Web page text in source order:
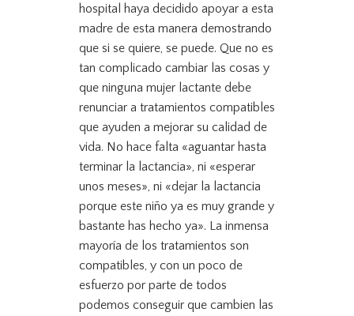
hospital haya decidido apoyar a esta
madre de esta manera demostrando
que si se quiere, se puede. Que no es
tan complicado cambiar las cosas y
que ninguna mujer lactante debe
renunciar a tratamientos compatibles
que ayuden a mejorar su calidad de
vida. No hace falta «aguantar hasta
terminar la lactancia», ni «esperar
unos meses», ni «dejar la lactancia
porque este niño ya es muy grande y
bastante has hecho ya». La inmensa
mayoría de los tratamientos son
compatibles, y con un poco de
esfuerzo por parte de todos
podemos conseguir que cambien las